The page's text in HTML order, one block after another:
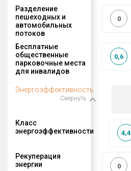
Разделение
пешеходных и
автомобильных
потоков
0
Бесплатные
общественные
парковочные места
для инвалидов
0,6
Энергоэффективность
Свернуть
Класс
энергоэффективности
4,4
Рекуперация
энергии
0